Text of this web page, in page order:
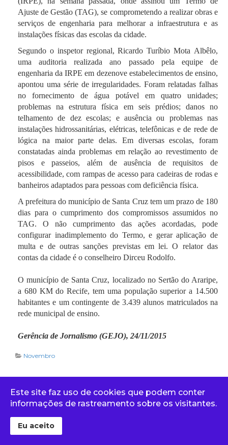
Ajuste de Gestão (TAG), se comprometendo a realizar obras e
serviços de engenharia para melhorar a infraestrutura e as
instalações físicas das escolas da cidade.
Segundo o inspetor regional, Ricardo Turíbio Mota Albêlo,
uma auditoria realizada ano passado pela equipe de
engenharia da IRPE em dezenove estabelecimentos de ensino,
apontou uma série de irregularidades.Foram relatadas falhas
no fornecimento de água potável em quatro unidades;
problemas na estrutura física em seis prédios; danos no
telhamento de dez escolas; e ausência ou problemas nas
instalações hidrossanitárias, elétricas, telefônicas e de rede de
lógica na maior parte delas. Em diversas escolas, foram
constatadas ainda problemas em relação ao revestimento de
pisos e passeios, além de ausência de requisitos de
acessibilidade, com rampas de acesso para cadeiras de rodas e
banheiros adaptados para pessoas com deficiência física.
A prefeitura do município de Santa Cruz tem um prazo de 180
dias para o cumprimento dos compromissos assumidos no
TAG. O não cumprimento das ações acordadas, pode
configurar inadimplemento do Termo, e gerar aplicação de
multa e de outras sanções previstas em lei. O relator das
contas da cidade é o conselheiro Dirceu Rodolfo.
O município de Santa Cruz, localizado no Sertão do Araripe,
a 680 KM do Recife, tem uma população superior a 14.500
habitantes e um contingente de 3.439 alunos matriculados na
rede municipal de ensino.
Gerência de Jornalismo (GEJO), 24/11/2015
Novembro
Chapa única concorrerá à
eleição para a nova
diretoria da Atricon
Este site faz uso de cookies que podem conter
informações de rastreamento sobre os visitantes.
Eu aceito